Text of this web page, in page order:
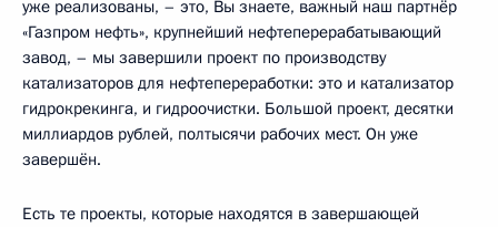
уже реализованы, – это, Вы знаете, важный наш партнёр
«Газпром нефть», крупнейший нефтеперерабатывающий
завод, – мы завершили проект по производству
катализаторов для нефтепереработки: это и катализатор
гидрокрекинга, и гидроочистки. Большой проект, десятки
миллиардов рублей, полтысячи рабочих мест. Он уже
завершён.
Есть те проекты, которые находятся в завершающей